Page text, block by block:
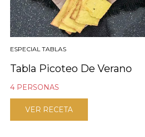
ESPECIAL TABLAS
Tabla Picoteo De Verano
4 PERSONAS
VER RECETA